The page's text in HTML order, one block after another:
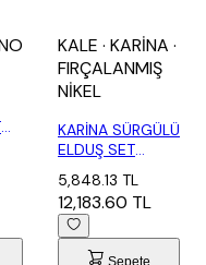
KALE · KARİNA ·
FIRÇALANMIŞ
NİKEL
KARİNA SÜRGÜLÜ
ELDUŞ SET
NİK...
5,848.13 TL
12,183.60 TL
Sepete